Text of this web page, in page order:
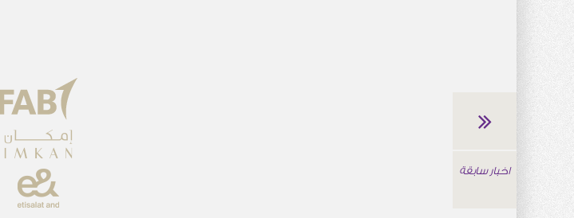
اخبار سابقة